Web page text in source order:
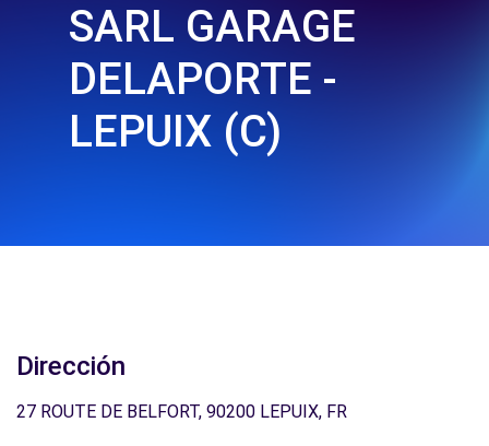
SARL GARAGE
DELAPORTE -
LEPUIX (C)
Dirección
27 ROUTE DE BELFORT, 90200 LEPUIX, FR